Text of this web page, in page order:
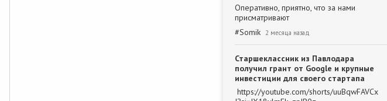
Оперативно, приятно, что за нами
присматривают
#Somik 2 месяца назад
Старшеклассник из Павлодара
получил грант от Google и крупные
инвестиции для своего стартапа
https://youtube.com/shorts/uuBqwFAVCx